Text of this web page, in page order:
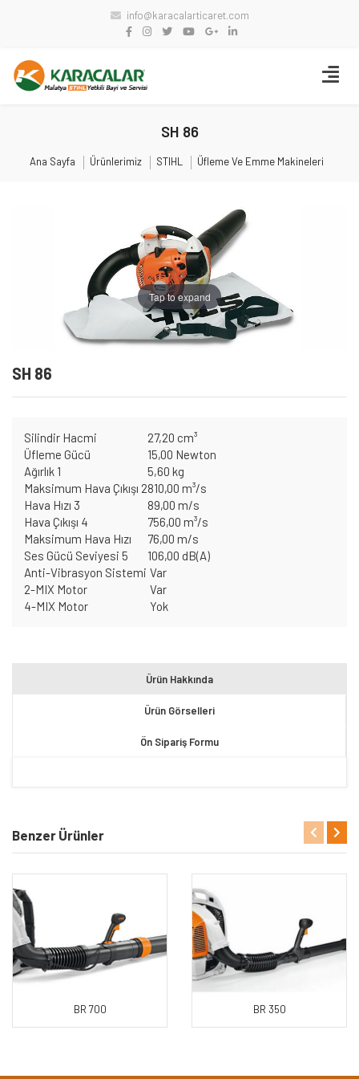
info@karacalarticaret.com
SH 86
Ana Sayfa Ürünlerimiz STIHL Üfleme Ve Emme Makineleri
Tap to expand
SH 86
Silindir Hacmi
27,20 cm³
Üfleme Gücü
15,00 Newton
Ağırlık 1
5,60 kg
Maksimum Hava Çıkışı 2810,00 m³/s
Hava Hızı 3
89,00 m/s
Hava Çıkışı 4
756,00 m³/s
Maksimum Hava Hızı
76,00 m/s
Ses Gücü Seviyesi 5
106,00 dB(A)
Anti-Vibrasyon Sistemi Var
2-MIX Motor
Var
4-MIX Motor
Yok
Ürün Hakkında
Ürün Görselleri
Ön Sipariş Formu
Benzer Ürünler
BR 700 BR 350